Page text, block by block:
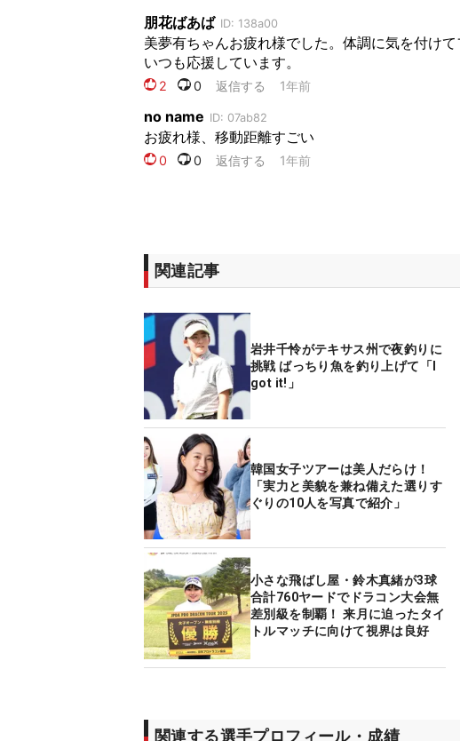
関連記事
岩井千怜がテキサス州で夜釣りに
挑戦 ばっちり魚を釣り上げて「I
got it!」
韓国女子ツアーは美人だらけ！
「実力と美貌を兼ね備えた選りす
ぐりの10人を写真で紹介」
小さな飛ばし屋・鈴木真緒が3球
合計760ヤードでドラコン大会無
差別級を制覇！ 来月に迫ったタイ
トルマッチに向けて視界は良好
関連する選手プロフィール・成績